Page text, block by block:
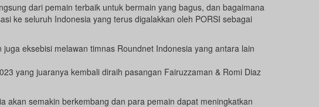
dari pemain terbaik untuk bermain yang bagus, dan bagaimana
ke seluruh Indonesia yang terus digalakkan oleh PORSI sebagai
eksebisi melawan timnas Roundnet Indonesia yang antara lain
yang juaranya kembali diraih pasangan Fairuzzaman & Romi Diaz
akan semakin berkembang dan para pemain dapat meningkatkan